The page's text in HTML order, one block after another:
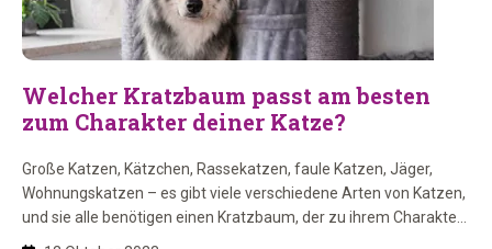
Welcher Kratzbaum passt am besten
zum Charakter deiner Katze?
Große Katzen, Kätzchen, Rassekatzen, faule Katzen, Jäger,
Wohnungskatzen – es gibt viele verschiedene Arten von Katzen,
und sie alle benötigen einen Kratzbaum, der zu ihrem Charakter
und ihren Bedürfnissen passt.